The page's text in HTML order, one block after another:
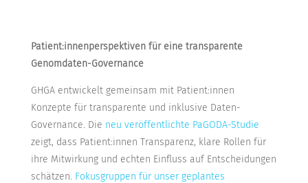
Patient:innenperspektiven für eine transparente
Genomdaten-Governance
GHGA entwickelt gemeinsam mit Patient:innen
Konzepte für transparente und inklusive Daten-
Governance. Die neu veröffentlichte PaGODA-Studie
zeigt, dass Patient:innen Transparenz, klare Rollen für
ihre Mitwirkung und echten Einfluss auf Entscheidungen
schätzen. Fokusgruppen für unser geplantes